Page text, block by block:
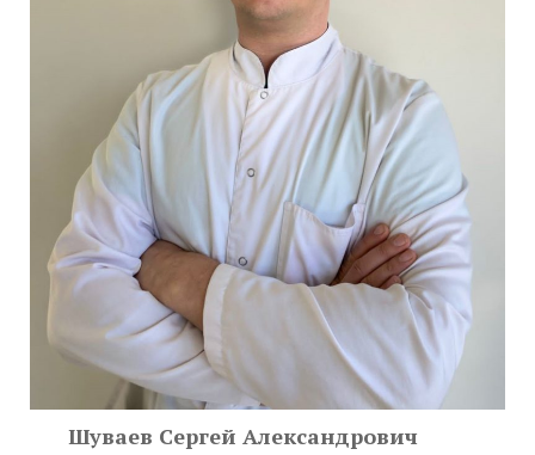
Шуваев Сергей Александрович